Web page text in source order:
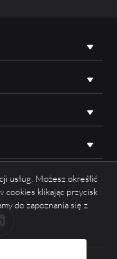
usług. Możesz określić
cookies klikając przycisk
do zapoznania się z